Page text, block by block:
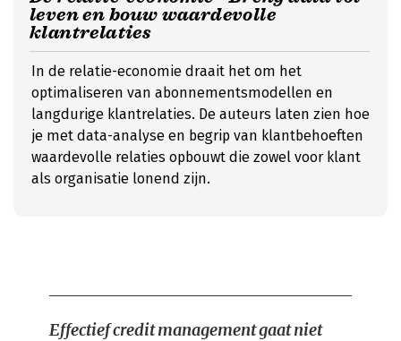
leven en bouw waardevolle
klantrelaties
In de relatie-economie draait het om het
optimaliseren van abonnementsmodellen en
langdurige klantrelaties. De auteurs laten zien hoe
je met data-analyse en begrip van klantbehoeften
waardevolle relaties opbouwt die zowel voor klant
als organisatie lonend zijn.
Effectief credit management gaat niet